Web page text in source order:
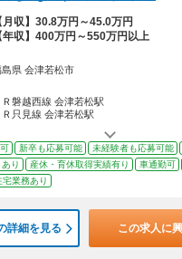
月収】30.8万円～45.0万円
年収】400万円～550万円以上
島県 会津若松市
Ｒ磐越西線 会津若松駅
Ｒ只見線 会津若松駅
新卒も応募可能 未経験者も応募可能
り
産休・育休取得実績有り 車通勤可
宅業務あり
詳細を見る この求人に